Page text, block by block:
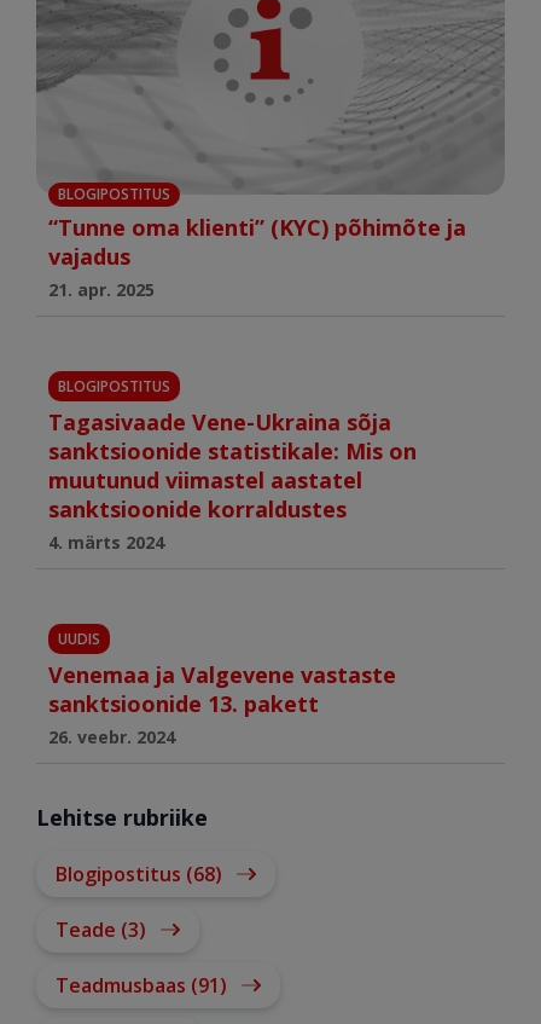
BLOGIPOSTITUS
“Tunne oma klienti” (KYC) põhimõte ja
vajadus
21. apr. 2025
BLOGIPOSTITUS
Tagasivaade Vene-Ukraina sõja
sanktsioonide statistikale: Mis on
muutunud viimastel aastatel
sanktsioonide korraldustes
4. märts 2024
UUDIS
Venemaa ja Valgevene vastaste
sanktsioonide 13. pakett
26. veebr. 2024
Lehitse rubriike
Blogipostitus (68)
Teade (3)
Teadmusbaas (91)